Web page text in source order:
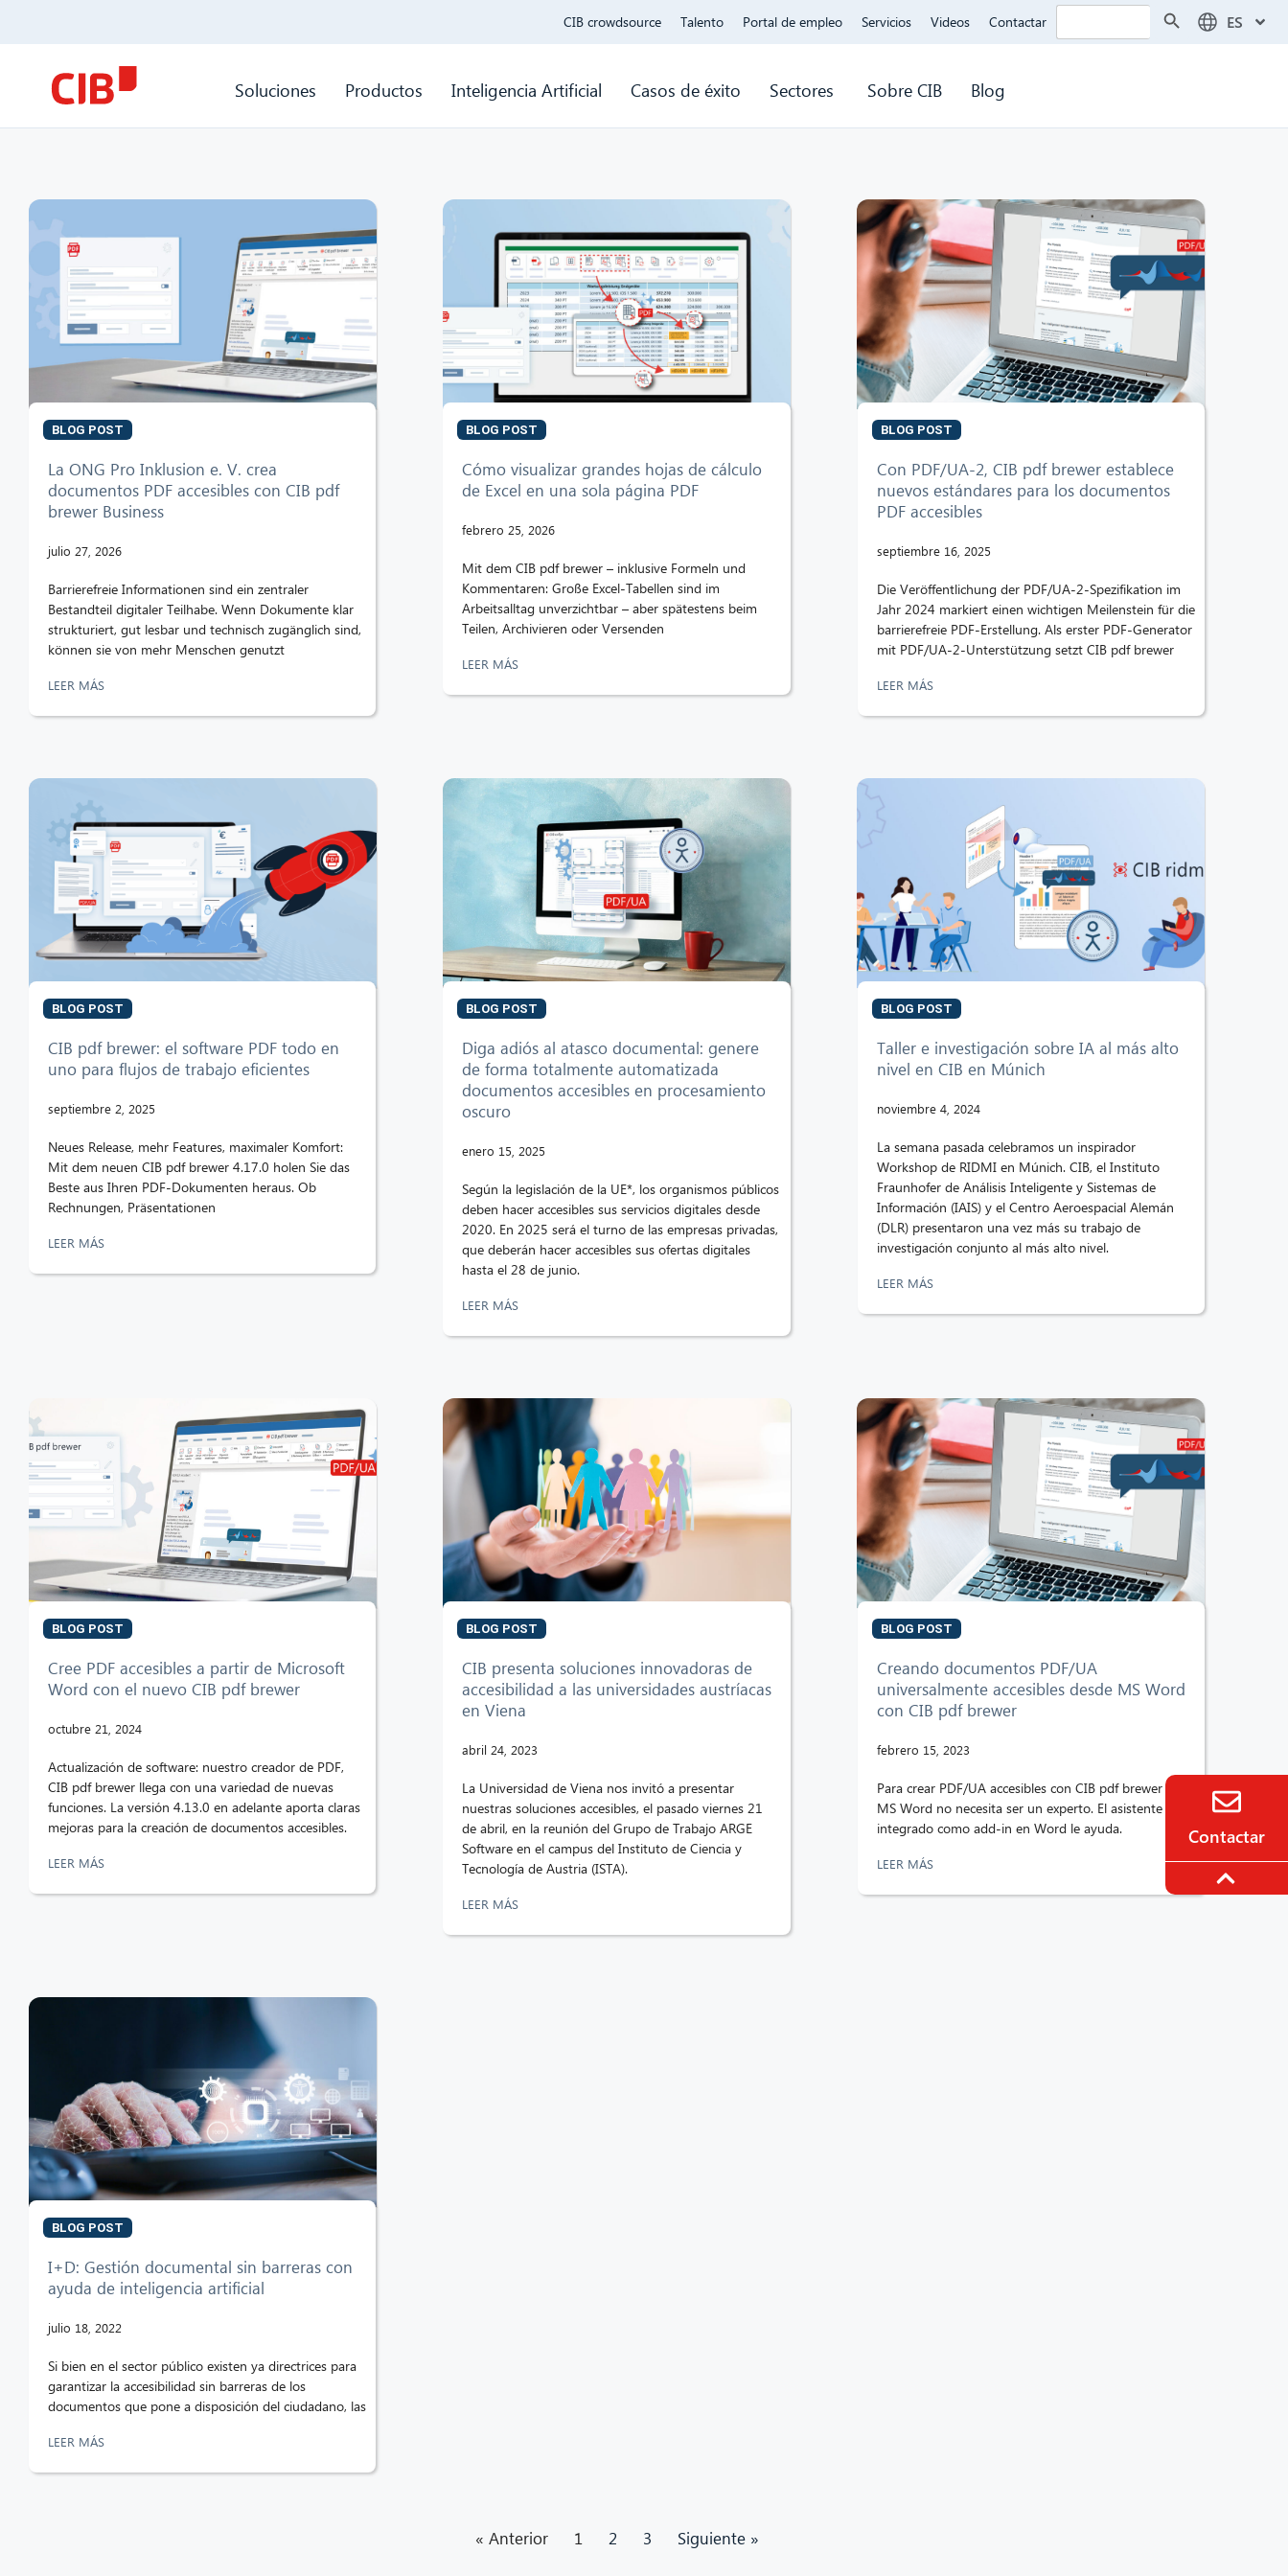
CIB crowdsource Talento Portal de empleo Servicios Videos Contactar Buscar: ES
Soluciones Productos Inteligencia Artificial Casos de éxito Sectores Sobre CIB Blog
BLOG POST
La ONG Pro Inklusion e. V. crea
documentos PDF accesibles con CIB pdf
brewer Business
julio 27, 2026
Barrierefreie Informationen sind ein zentraler
Bestandteil digitaler Teilhabe. Wenn Dokumente klar
strukturiert, gut lesbar und technisch zugänglich sind,
können sie von mehr Menschen genutzt
LEER MÁS
BLOG POST
Cómo visualizar grandes hojas de cálculo
de Excel en una sola página PDF
febrero 25, 2026
Mit dem CIB pdf brewer – inklusive Formeln und
Kommentaren: Große Excel-Tabellen sind im
Arbeitsalltag unverzichtbar – aber spätestens beim
Teilen, Archivieren oder Versenden
LEER MÁS
BLOG POST
Con PDF/UA-2, CIB pdf brewer establece
nuevos estándares para los documentos
PDF accesibles
septiembre 16, 2025
Die Veröffentlichung der PDF/UA-2-Spezifikation im
Jahr 2024 markiert einen wichtigen Meilenstein für die
barrierefreie PDF-Erstellung. Als erster PDF-Generator
mit PDF/UA-2-Unterstützung setzt CIB pdf brewer
LEER MÁS
BLOG POST
CIB pdf brewer: el software PDF todo en
uno para flujos de trabajo eficientes
septiembre 2, 2025
Neues Release, mehr Features, maximaler Komfort:
Mit dem neuen CIB pdf brewer 4.17.0 holen Sie das
Beste aus Ihren PDF-Dokumenten heraus. Ob
Rechnungen, Präsentationen
LEER MÁS
BLOG POST
Diga adiós al atasco documental: genere
de forma totalmente automatizada
documentos accesibles en procesamiento
oscuro
enero 15, 2025
Según la legislación de la UE*, los organismos públicos
deben hacer accesibles sus servicios digitales desde
2020. En 2025 será el turno de las empresas privadas,
que deberán hacer accesibles sus ofertas digitales
hasta el 28 de junio.
LEER MÁS
BLOG POST
Taller e investigación sobre IA al más alto
nivel en CIB en Múnich
noviembre 4, 2024
La semana pasada celebramos un inspirador
Workshop de RIDMI en Múnich. CIB, el Instituto
Fraunhofer de Análisis Inteligente y Sistemas de
Información (IAIS) y el Centro Aeroespacial Alemán
(DLR) presentaron una vez más su trabajo de
investigación conjunto al más alto nivel.
LEER MÁS
BLOG POST
Cree PDF accesibles a partir de Microsoft
Word con el nuevo CIB pdf brewer
octubre 21, 2024
Actualización de software: nuestro creador de PDF,
CIB pdf brewer llega con una variedad de nuevas
funciones. La versión 4.13.0 en adelante aporta claras
mejoras para la creación de documentos accesibles.
LEER MÁS
BLOG POST
CIB presenta soluciones innovadoras de
accesibilidad a las universidades austríacas
en Viena
abril 24, 2023
La Universidad de Viena nos invitó a presentar
nuestras soluciones accesibles, el pasado viernes 21
de abril, en la reunión del Grupo de Trabajo ARGE
Software en el campus del Instituto de Ciencia y
Tecnología de Austria (ISTA).
LEER MÁS
BLOG POST
Creando documentos PDF/UA
universalmente accesibles desde MS Word
con CIB pdf brewer
febrero 15, 2023
Para crear PDF/UA accesibles con CIB pdf brewer en
MS Word no necesita ser un experto. El asistente
integrado como add-in en Word le ayuda.
LEER MÁS
BLOG POST
I+D: Gestión documental sin barreras con
ayuda de inteligencia artificial
julio 18, 2022
Si bien en el sector público existen ya directrices para
garantizar la accesibilidad sin barreras de los
documentos que pone a disposición del ciudadano, las
LEER MÁS
« Anterior 1 2 3 Siguiente »
Contactar